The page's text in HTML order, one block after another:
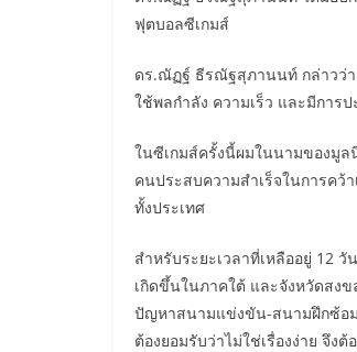
ฟุตบอลซีเกมส์
ดร.ณัฏฐ์ ธีรณัฐสุภานนท์ กล่าวว่า
ใช้พลกำลัง ความเร็ว และมีการ
ในซีเกมส์ครั้งนี้ผมในนามของมูล
คนประสบความสำเร็จในการคว้
ทั้งประเทศ
สำหรับระยะเวลาที่เหลืออยู่ 12
เกิดขึ้นในภาคใต้ และจังหวัดสง
ปัญหาสนามแข่งขัน-สนามฝึกซ้อม
ต้องยอมรับว่าไม่ใช่เรื่องง่าย จึง